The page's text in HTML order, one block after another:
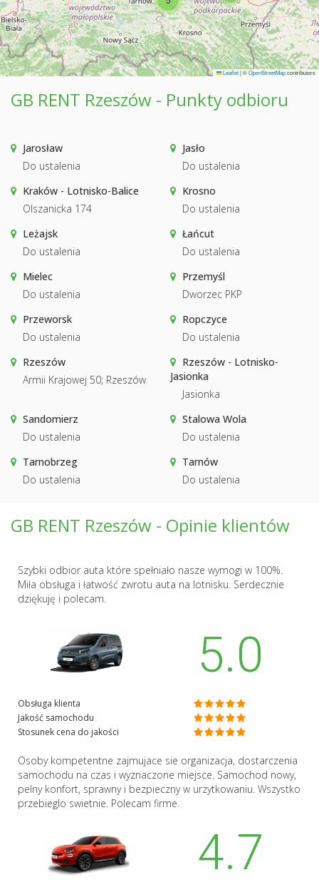
Leaflet|©OpenStreetMapcontributors
GB RENT Rzeszów - Punkty odbioru
Jarosław
Do ustalenia
Jasło
Do ustalenia
Kraków - Lotnisko-Balice
Olszanicka 174
Krosno
Do ustalenia
Leżajsk
Do ustalenia
Łańcut
Do ustalenia
Mielec
Do ustalenia
Przemyśl
Dworzec PKP
Przeworsk
Do ustalenia
Ropczyce
Do ustalenia
Rzeszów
Armii Krajowej 50; Rzeszów
Rzeszów - Lotnisko-
Jasionka
Jasionka
Sandomierz
Do ustalenia
Stalowa Wola
Do ustalenia
Tarnobrzeg
Do ustalenia
Tarnów
Do ustalenia
GB RENT Rzeszów - Opinie klientów
Szybki odbior auta które spełniało nasze wymogi w 100%.
Miła obsługa i łatwość zwrotu auta na lotnisku. Serdecznie
dziękuję i polecam.
5.0
Obsługa klienta
Jakość samochodu
Stosunek cena do jakości
Osoby kompetentne zajmujace sie organizacja, dostarczenia
samochodu na czas i wyznaczone miejsce. Samochod nowy,
pelny konfort, sprawny i bezpieczny w urzytkowaniu. Wszystko
przebieglo swietnie. Polecam firme.
4.7